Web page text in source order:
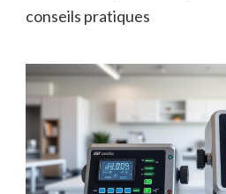
conseils pratiques